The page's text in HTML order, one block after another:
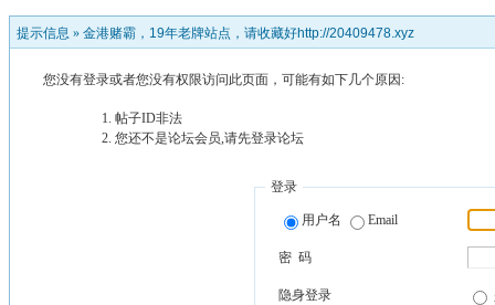
提示信息 » 金港赌霸，19年老牌站点，请收藏好http://20409478.xyz
您没有登录或者您没有权限访问此页面，可能有如下几个原因:
帖子ID非法
您还不是论坛会员,请先登录论坛
登录
用户名 Email
密 码
隐身登录